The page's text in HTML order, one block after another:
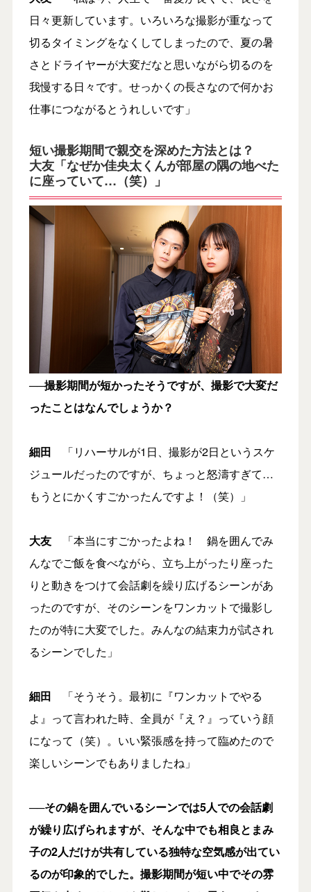
日々更新しています。いろいろな撮影が重なって
切るタイミングをなくしてしまったので、夏の暑
さとドライヤーが大変だなと思いながら切るのを
我慢する日々です。せっかくの長さなので何かお
仕事につながるとうれしいです」
短い撮影期間で親交を深めた方法とは？
大友「なぜか佳央太くんが部屋の隅の地べた
に座っていて…（笑）」
──撮影期間が短かったそうですが、撮影で大変だ
ったことはなんでしょうか？
細田 「リハーサルが1日、撮影が2日というスケ
ジュールだったのですが、ちょっと怒濤すぎて…
もうとにかくすごかったんですよ！（笑）」
大友「本当にすごかったよね！ 鍋を囲んでみ
んなでご飯を食べながら、立ち上がったり座った
りと動きをつけて会話劇を繰り広げるシーンがあ
ったのですが、そのシーンをワンカットで撮影し
たのが特に大変でした。みんなの結束力が試され
るシーンでした」
細田 「そうそう。最初に『ワンカットでやる
よ』って言われた時、全員が『え？』っていう顔
になって（笑）。いい緊張感を持って臨めたので
楽しいシーンでもありましたね」
──その鍋を囲んでいるシーンでは5人での会話劇
が繰り広げられますが、そんな中でも相良とまみ
子の2人だけが共有している独特な空気感が出てい
るのが印象的でした。撮影期間が短い中でその雰